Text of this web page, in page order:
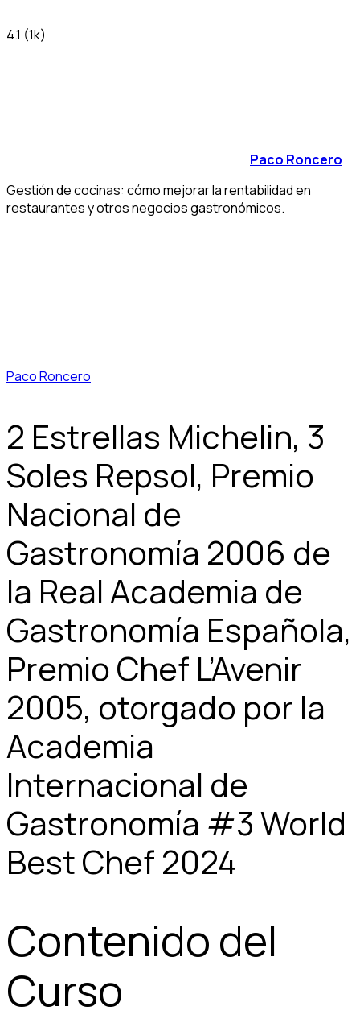
4.1 (1k)
Paco Roncero
Gestión de cocinas: cómo mejorar la rentabilidad en
restaurantes y otros negocios gastronómicos.
Paco Roncero
2 Estrellas Michelin, 3
Soles Repsol, Premio
Nacional de
Gastronomía 2006 de
la Real Academia de
Gastronomía Española,
Premio Chef L’Avenir
2005, otorgado por la
Academia
Internacional de
Gastronomía #3 World
Best Chef 2024
Contenido del
Curso